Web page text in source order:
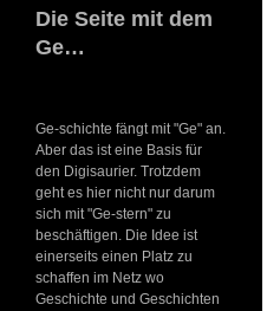
Die Seite mit dem
Ge…
Ge-schichte fängt mit "Ge" an.
Aber das ist eine Basis für
den Digisaurier. Trotzdem
geht es hier nicht nur darum
sich mit "Ge-stern" zu
beschäftigen. Die Idee ist
einerseits einen Platz zu
schaffen im Netz wo
Geschichte und Geschichten